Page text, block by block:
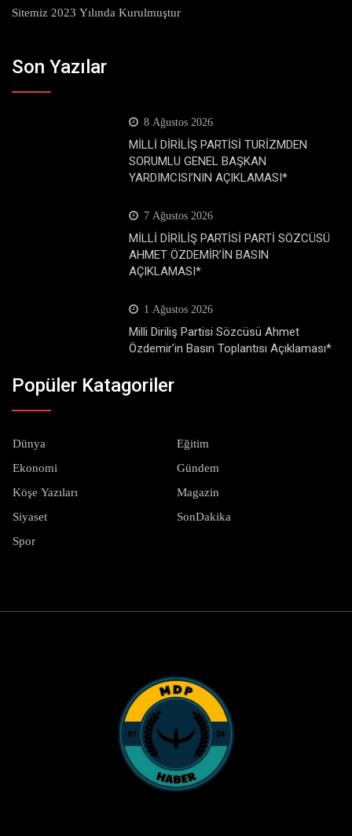
Sitemiz 2023 Yılında Kurulmuştur
Son Yazılar
8 Ağustos 2026
MİLLİ DİRİLİŞ PARTİSİ TURİZMDEN
SORUMLU GENEL BAŞKAN
YARDIMCISI’NIN AÇIKLAMASI*
7 Ağustos 2026
MİLLİ DİRİLİŞ PARTİSİ PARTİ SÖZCÜSÜ
AHMET ÖZDEMİR’İN BASIN
AÇIKLAMASI*
1 Ağustos 2026
Milli Diriliş Partisi Sözcüsü Ahmet
Özdemir’in Basın Toplantısı Açıklaması*
Popüler Katagoriler
Dünya Eğitim
Ekonomi Gündem
Köşe Yazıları Magazin
Siyaset SonDakika
Spor